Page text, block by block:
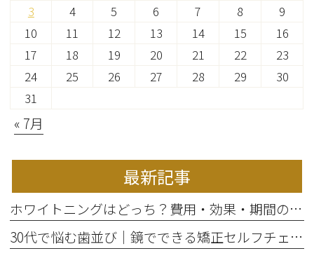
3
4 5 6 7 8
9
10
11 12 13 14 15
16
17
18 19 20 21 22
23
24
25 26 27 28 29
30
31
« 7月
最新記事
ホワイトニングはどっち？費用・効果・期間の違いから選び方を解説
30代で悩む歯並び｜鏡でできる矯正セルフチェックと将来のリスク